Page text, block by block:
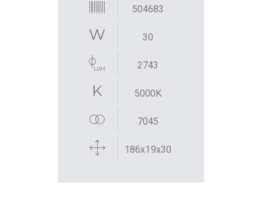
504683
30
2743
5000K
7045
186x19x30